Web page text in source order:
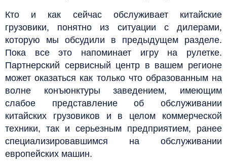
Кто и как сейчас обслуживает китайские
грузовики, понятно из ситуации с дилерами,
которую мы обсудили в предыдущем разделе.
Пока все это напоминает игру на рулетке.
Партнерский сервисный центр в вашем регионе
может оказаться как только что образованным на
волне конъюнктуры заведением, имеющим
слабое представление об обслуживании
китайских грузовиков и в целом коммерческой
техники, так и серьезным предприятием, ранее
специализировавшимся на обслуживании
европейских машин.